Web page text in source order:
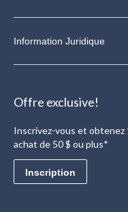
Information Juridique
Offre exclusive!
Inscrivez-vous et obtenez
achat de 50 $ ou plus*
Inscription